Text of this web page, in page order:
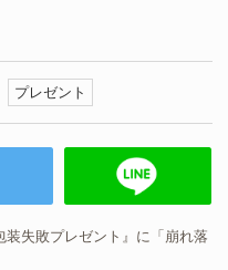
プレゼント
失敗プレゼント』に「崩れ落